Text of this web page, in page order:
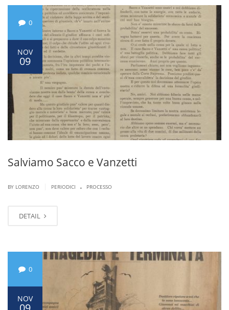
0
NOV
09
Salviamo Sacco e Vanzetti
BY LORENZO PERIODICI . PROCESSO
DETAIL
0
NOV